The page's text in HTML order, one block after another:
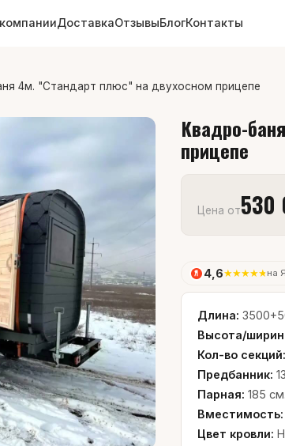
ДоставкаОтзывыБлогКонтакты
4м. "Стандарт плюс" на двухосном прицепе
Квадро-
прицепе
Цена от530
4,6★★★★★ на
Длина:
Высота/
Кол-во секций:
Предбанник:
Парная: 185 см.
Вместимость:
Цвет кровли: